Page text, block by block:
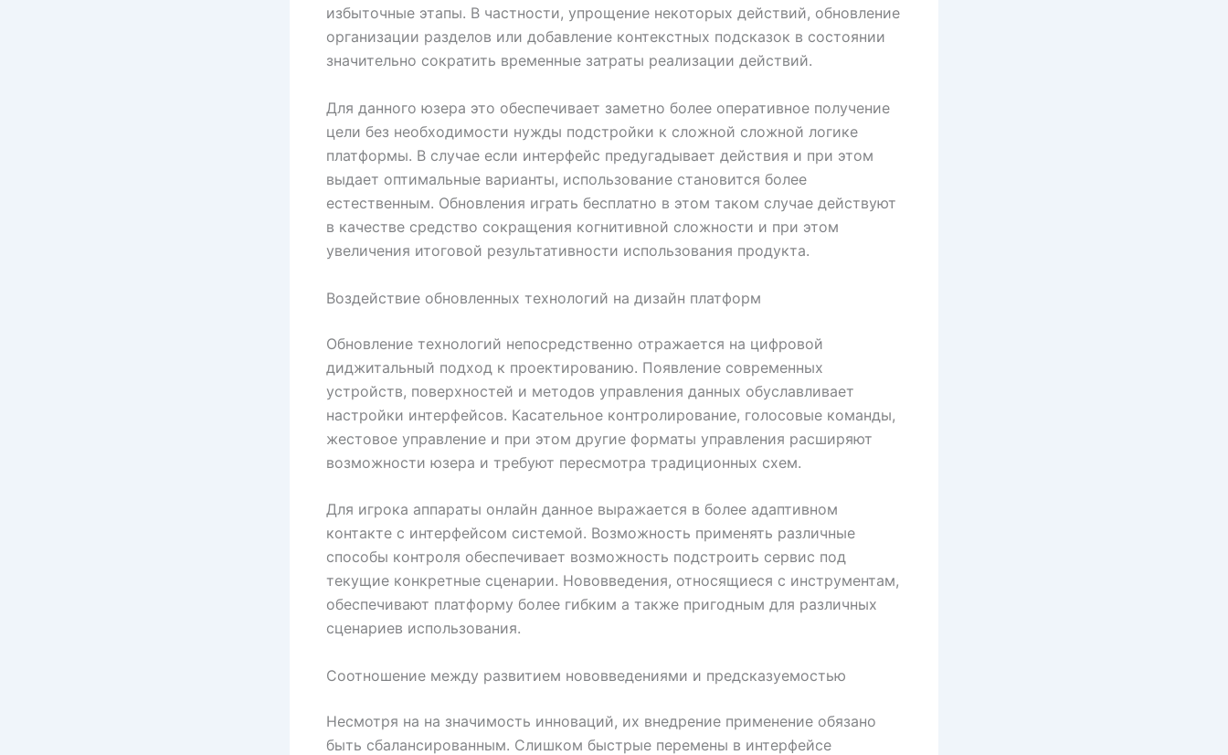
избыточные этапы. В частности, упрощение некоторых действий, обновление
организации разделов или добавление контекстных подсказок в состоянии
значительно сократить временные затраты реализации действий.
Для данного юзера это обеспечивает заметно более оперативное получение
цели без необходимости нужды подстройки к сложной сложной логике
платформы. В случае если интерфейс предугадывает действия и при этом
выдает оптимальные варианты, использование становится более
естественным. Обновления играть бесплатно в этом таком случае действуют
в качестве средство сокращения когнитивной сложности и при этом
увеличения итоговой результативности использования продукта.
Воздействие обновленных технологий на дизайн платформ
Обновление технологий непосредственно отражается на цифровой
диджитальный подход к проектированию. Появление современных
устройств, поверхностей и методов управления данных обуславливает
настройки интерфейсов. Касательное контролирование, голосовые команды,
жестовое управление и при этом другие форматы управления расширяют
возможности юзера и требуют пересмотра традиционных схем.
Для игрока аппараты онлайн данное выражается в более адаптивном
контакте с интерфейсом системой. Возможность применять различные
способы контроля обеспечивает возможность подстроить сервис под
текущие конкретные сценарии. Нововведения, относящиеся с инструментам,
обеспечивают платформу более гибким а также пригодным для различных
сценариев использования.
Соотношение между развитием нововведениями и предсказуемостью
Несмотря на на значимость инноваций, их внедрение применение обязано
быть сбалансированным. Слишком быстрые перемены в интерфейсе